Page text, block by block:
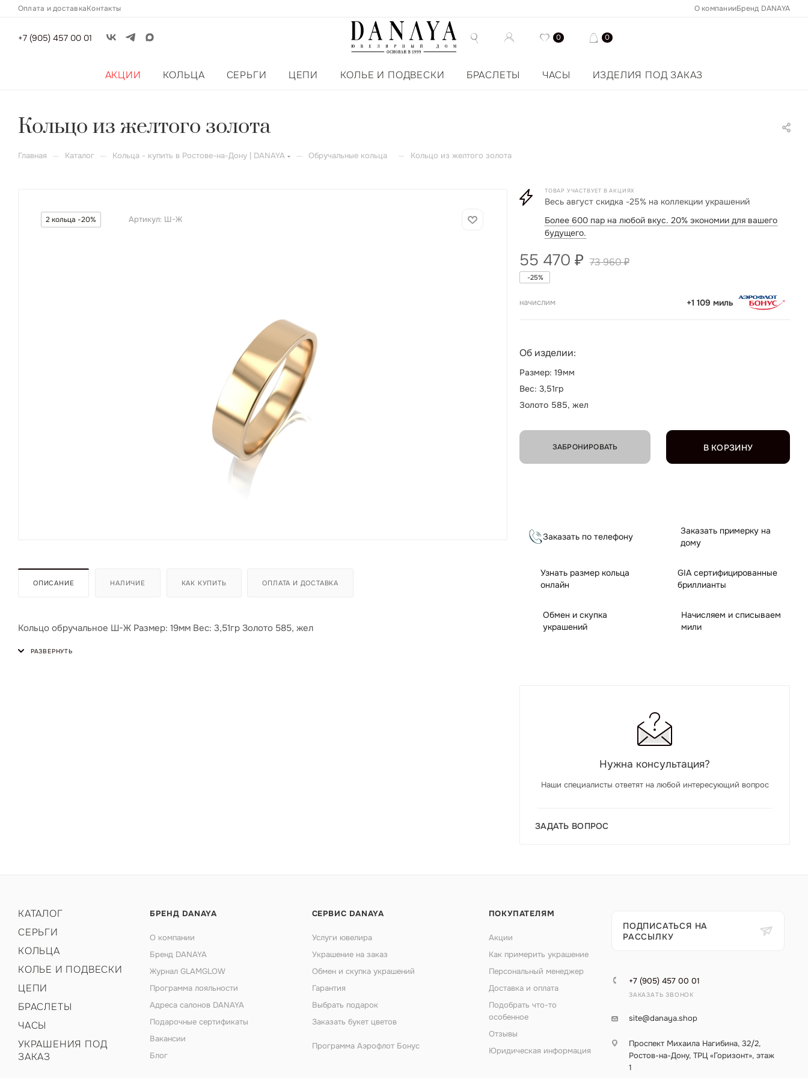
Оплата и доставкаКонтакты О компанииБренд DANAYA
+7 (905) 457 00 01 0 0
АКЦИИ КОЛЬЦА СЕРЬГИ ЦЕПИ КОЛЬЕ И ПОДВЕСКИ БРАСЛЕТЫ ЧАСЫ ИЗДЕЛИЯ ПОД ЗАКАЗ
Кольцо из желтого золота
Главная — Каталог — Кольца - купить в Ростове-на-Дону | DANAYA — Обручальные кольца — Кольцо из желтого золота
2 кольца -20% Артикул: Ш-Ж
ОПИСАНИЕ НАЛИЧИЕ КАК КУПИТЬ ОПЛАТА И ДОСТАВКА
Кольцо обручальное Ш-Ж Размер: 19мм Вес: 3,51гр Золото 585, жел
ТОВАР УЧАСТВУЕТ В АКЦИЯХ
Весь август скидка -25% на коллекции украшений
Более 600 пар на любой вкус. 20% экономии для вашего
будущего.
55 470 ₽ 73 960₽
-25%
начислим +1 109 миль
В КОРЗИНУ
Об изделии:
Размер: 19мм
Вес: 3,51гр
Золото 585, жел
ЗАБРОНИРОВАТЬ
Заказать по телефону
Заказать примерку на
дому
Узнать размер кольца
онлайн
GIA сертифицированные
бриллианты
Обмен и скупка
украшений
Начисляем и списываем
мили
Нужна консультация?
Наши специалисты ответят на любой интересующий вопрос
ЗАДАТЬ ВОПРОС
КАТАЛОГ
СЕРЬГИ
КОЛЬЦА
КОЛЬЕ И ПОДВЕСКИ
ЦЕПИ
БРАСЛЕТЫ
ЧАСЫ
УКРАШЕНИЯ ПОД
ЗАКАЗ
БРЕНД DANAYA
О компании
Бренд DANAYA
Журнал GLAMGLOW
Программа лояльности
Адреса салонов DANAYA
Подарочные сертификаты
Вакансии
Блог
СЕРВИС DANAYA
Услуги ювелира
Украшение на заказ
Обмен и скупка украшений
Гарантия
Выбрать подарок
Заказать букет цветов
Программа Аэрофлот Бонус
ПОКУПАТЕЛЯМ
Акции
Как примерить украшение
Персональный менеджер
Доставка и оплата
Подобрать что-то
особенное
Отзывы
Юридическая информация
ПОДПИСАТЬСЯ НА
РАССЫЛКУ
+7 (905) 457 00 01
ЗАКАЗАТЬ ЗВОНОК
site@danaya.shop
Проспект Михаила Нагибина, 32/2,
Ростов-на-Дону, ТРЦ «Горизонт», этаж
1